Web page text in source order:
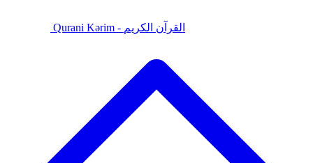
Qurani Kərim - القرآن الكريم